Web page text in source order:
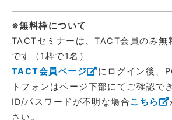
※無料枠について
TACTセミナーは、TACT会員のみ無
です（1枠で1名）
TACT会員ページ
にログイン後、
トフォンはページ下部にてご確認で
ID/パスワードが不明な場合こちら
さい。